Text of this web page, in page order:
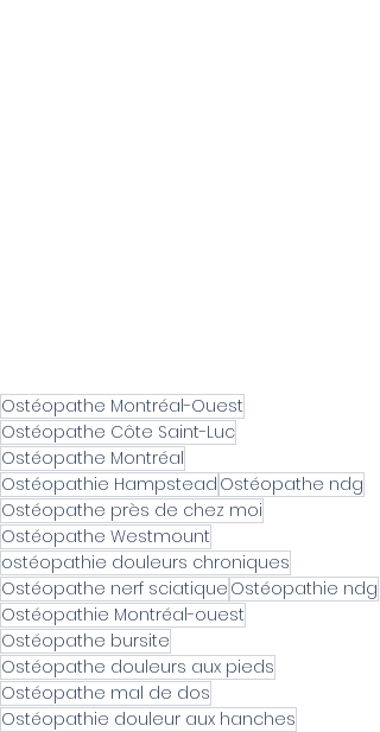
Ostéopathe Montréal-Ouest
Ostéopathe Côte Saint-Luc
Ostéopathe Montréal
Ostéopathie Hampstead Ostéopathe ndg
Ostéopathe près de chez moi
Ostéopathe Westmount
ostéopathie douleurs chroniques
Ostéopathe nerf sciatique Ostéopathie ndg
Ostéopathie Montréal-ouest
Ostéopathe bursite
Ostéopathe douleurs aux pieds
Ostéopathe mal de dos
Ostéopathie douleur aux hanches